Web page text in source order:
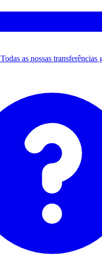
Todas as nossas transferências